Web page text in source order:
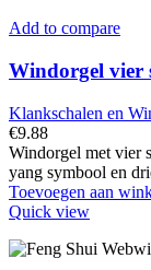
Add to compare
Windorgel vier
Klankschalen en
€9.88
Windorgel met vier
yang symbool en
Toevoegen aan
Quick view